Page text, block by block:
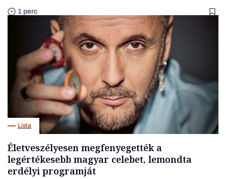
1 perc
Lista
Életveszélyesen megfenyegették a
legértékesebb magyar celebet, lemondta
erdélyi programját